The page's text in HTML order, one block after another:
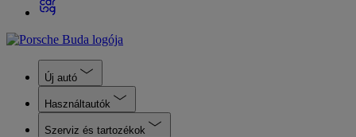
Új autó
Használtautók
Szerviz és tartozékok